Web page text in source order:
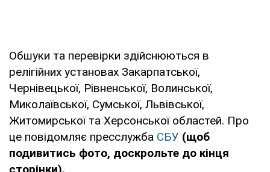
Обшуки та перевірки здійснюються в
релігійних установах Закарпатської,
Чернівецької, Рівненської, Волинської,
Миколаївської, Сумської, Львівської,
Житомирської та Херсонської областей. Про
це повідомляє пресслужба СБУ (щоб
подивитись фото, доскрольте до кінця
сторінки).